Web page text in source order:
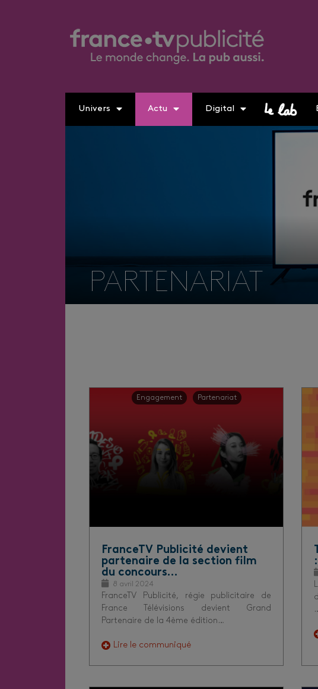
Univers Actu Digital
PARTENARIAT
Engagement Partenariat
FranceTV Publicité devient
partenaire de la section film
du concours…
8 avril 2024
FranceTV Publicité, régie publicitaire de
France Télévisions devient Grand
Partenaire de la 4ème édition…
Lire le communiqué